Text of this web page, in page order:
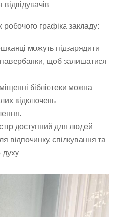
графіка закладу:
можуть підзарядити
щоб залишатися
бібліотеки можна
відключень
доступний для людей
відпочинку, спілкування та